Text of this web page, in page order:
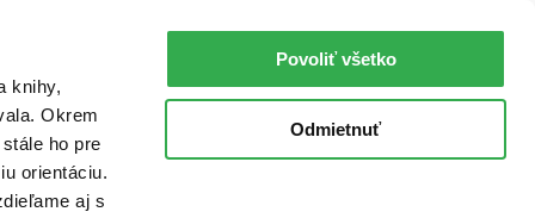
knihy,
Okrem
ho pre
orientáciu.
aj s
Povoliť všetko
Odmietnuť